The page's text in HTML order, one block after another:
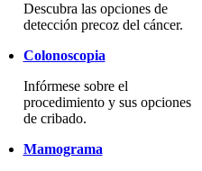
Descubra las opciones de
detección precoz del cáncer.
Colonoscopia
Infórmese sobre el
procedimiento y sus opciones
de cribado.
Mamograma